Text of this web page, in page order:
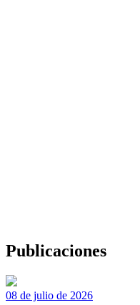
Publicaciones
08 de julio de 2026